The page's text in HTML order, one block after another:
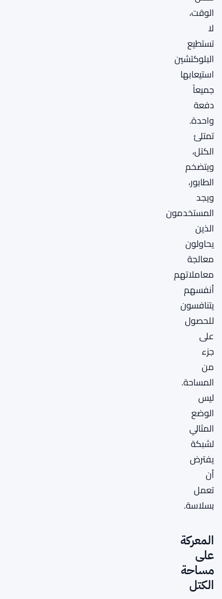
الوقت،
لا
تستطيع
البلوكتشين
استيعابها
جميعاً
دفعة
واحدة.
تمتلئ
الكتل،
ويتضخم
الطابور،
ويجد
المستخدمون
الذين
يحاولون
معالجة
معاملاتهم
أنفسهم
يتنافسون
للحصول
على
جزء
من
المساحة.
ليس
الوضع
المثالي
لشبكة
يفترض
أن
تعمل
بسلاسة.
المعركة
على
مساحة
الكتل